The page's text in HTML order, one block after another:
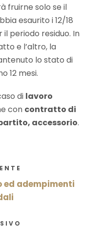
fruirne solo se il
esaurito i 12/18
periodo residuo. In
e l’altro, la
lo stato di
12 mesi.
di lavoro
con contratto di
accessorio.
ed adempimenti